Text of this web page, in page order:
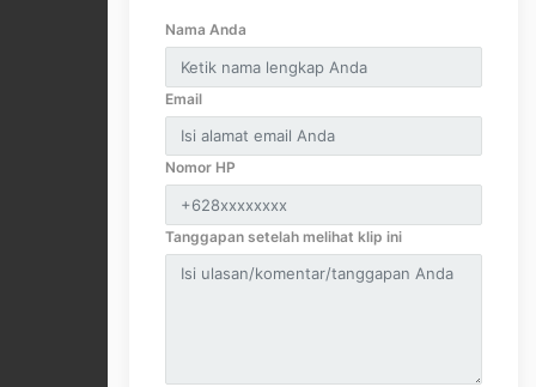
Nama Anda
Email
Nomor HP
Tanggapan setelah melihat klip ini